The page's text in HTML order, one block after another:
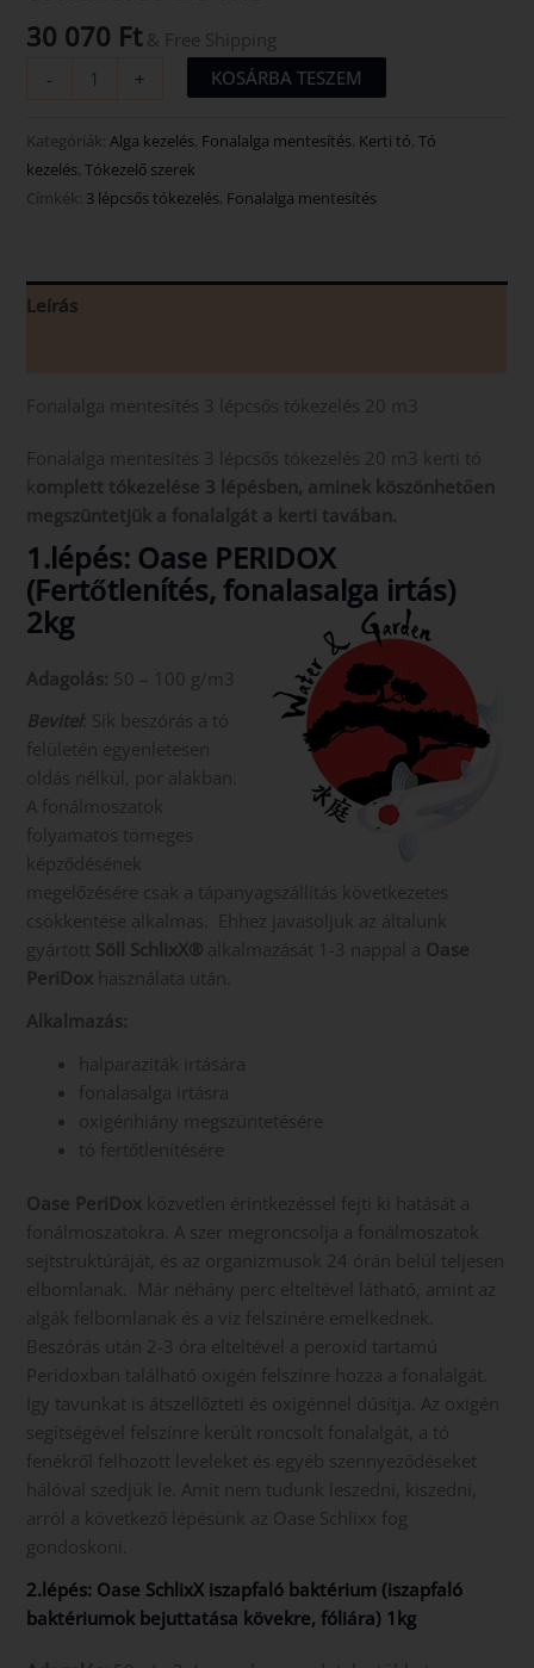
30 070 Ft & Free Shipping
-
+ KOSÁRBA TESZEM
Kategóriák:Alga kezelés, Fonalalga mentesítés, Kerti tó,Tó
kezelés,Tókezelő szerek
Címkék: 3 lépcsős tókezelés, Fonalalga mentesítés
Leírás
Fonalalga mentesítés 3 lépcsős tókezelés 20 m3
Fonalalga mentesítés 3 lépcsős tókezelés 20 m3 kerti tó
k omplett tókezelése 3 lépésben, aminek köszönhetően
megszüntetjük a fonalalgát a kerti tavában.
1.lépés: Oase PERIDOX
(Fertőtlenítés, fonalasalga irtás)
2kg
Adagolás: 50 – 100 g/m3
Bevitel: Sík beszórás a tó
felületén egyenletesen
oldás nélkül, por alakban.
A fonálmoszatok
folyamatos tömeges
képződésének
megelőzésére csak a tápanyagszállítás következetes
csökkentése alkalmas. Ehhez javasoljuk az általunk
gyártott Söll SchlixX® alkalmazását 1-3 nappal a Oase
PeriDox használata után.
Alkalmazás:
halparaziták irtására
fonalasalga irtásra
oxigénhiány megszüntetésére
tó fertőtlenítésére
Oase PeriDox közvetlen érintkezéssel fejti ki hatását a
fonálmoszatokra. A szer megroncsolja a fonálmoszatok
sejtstruktúráját, és az organizmusok 24 órán belül teljesen
elbomlanak. Már néhány perc elteltével látható, amint az
algák felbomlanak és a víz felszínére emelkednek.
Beszórás után 2-3 óra elteltével a peroxid tartamú
Peridoxban található oxigén felszínre hozza a fonalalgát.
Igy tavunkat is átszellőzteti és oxigénnel dúsítja. Az oxigén
segítségével felszínre került roncsolt fonalalgát, a tó
fenékről felhozott leveleket és egyéb szennyeződéseket
hálóval szedjük le. Amit nem tudunk leszedni, kiszedni,
arról a következő lépésünk az Oase Schlixx fog
gondoskoni.
2.lépés: Oase SchlixX iszapfaló baktérium (iszapfaló
baktériumok bejuttatása kövekre, fóliára) 1kg